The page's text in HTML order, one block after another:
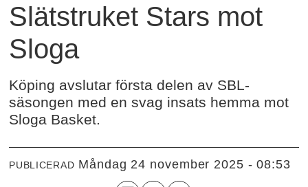
Slätstruket Stars mot
Sloga
Köping avslutar första delen av SBL-
säsongen med en svag insats hemma mot
Sloga Basket.
PUBLICERAD måndag 24 november 2025 - 08:53